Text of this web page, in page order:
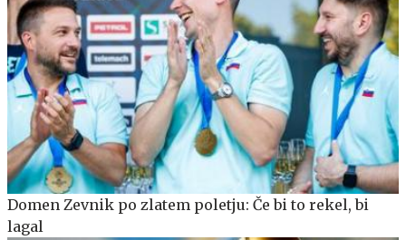
Domen Zevnik po zlatem poletju: Če bi to rekel, bi
lagal